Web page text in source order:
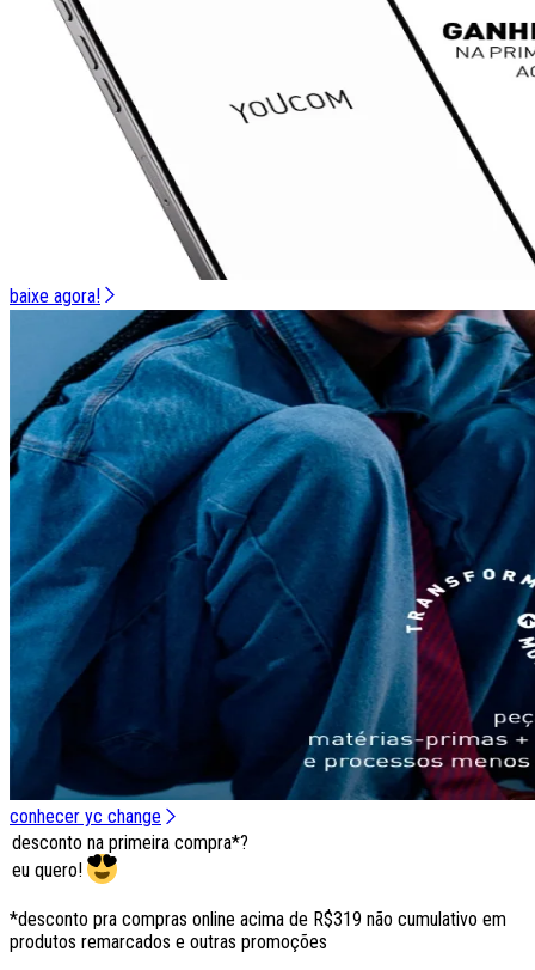
baixe agora!
conhecer yc change
desconto na primeira compra*?
eu quero!
*desconto pra compras online acima de R$319 não cumulativo em
produtos remarcados e outras promoções